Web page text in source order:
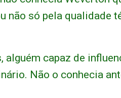
não só pela qualidade
alguém capaz de
Não o conhecia